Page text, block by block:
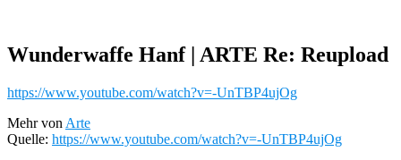
Wunderwaffe Hanf | ARTE Re: Reupload
https://www.youtube.com/watch?v=-UnTBP4ujOg
Mehr von Arte
Quelle: https://www.youtube.com/watch?v=-UnTBP4ujOg